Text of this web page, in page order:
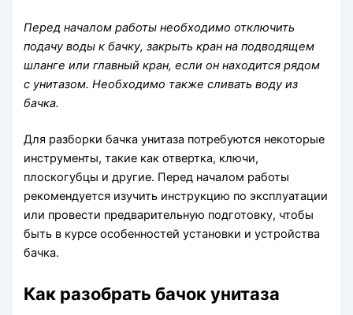
Перед началом работы необходимо отключить
подачу воды к бачку, закрыть кран на подводящем
шланге или главный кран, если он находится рядом
с унитазом. Необходимо также сливать воду из
бачка.
Для разборки бачка унитаза потребуются некоторые
инструменты, такие как отвертка, ключи,
плоскогубцы и другие. Перед началом работы
рекомендуется изучить инструкцию по эксплуатации
или провести предварительную подготовку, чтобы
быть в курсе особенностей установки и устройства
бачка.
Как разобрать бачок унитаза